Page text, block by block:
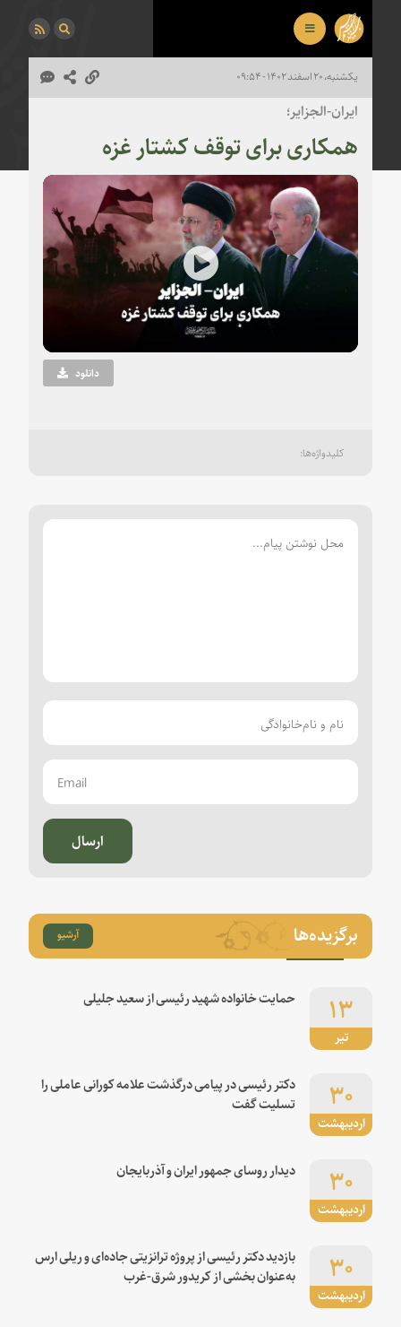
یکشنبه، ۲۰ اسفند ۱۴۰۲ - ۰۹:۵۴
ایران-الجزایر؛
همکاری برای توقف کشتار غزه
Play
Video دانلود
ارسال
برگزیده‌ها آرشیو
تیر
۱۳ حمایت خانواده شهید رئیسی از سعید جلیلی
اردیبهشت
۳۰
دکتر رئیسی در پیامی درگذشت علامه کورانی عاملی را
تسلیت گفت
اردیبهشت
۳۰ دیدار روسای جمهور ایران و آذربایجان
اردیبهشت
۳۰
بازدید دکتر رئیسی از پروژه ترانزیتی جاده‌ای و ریلی ارس
به‌عنوان بخشی از کریدور شرق-غرب